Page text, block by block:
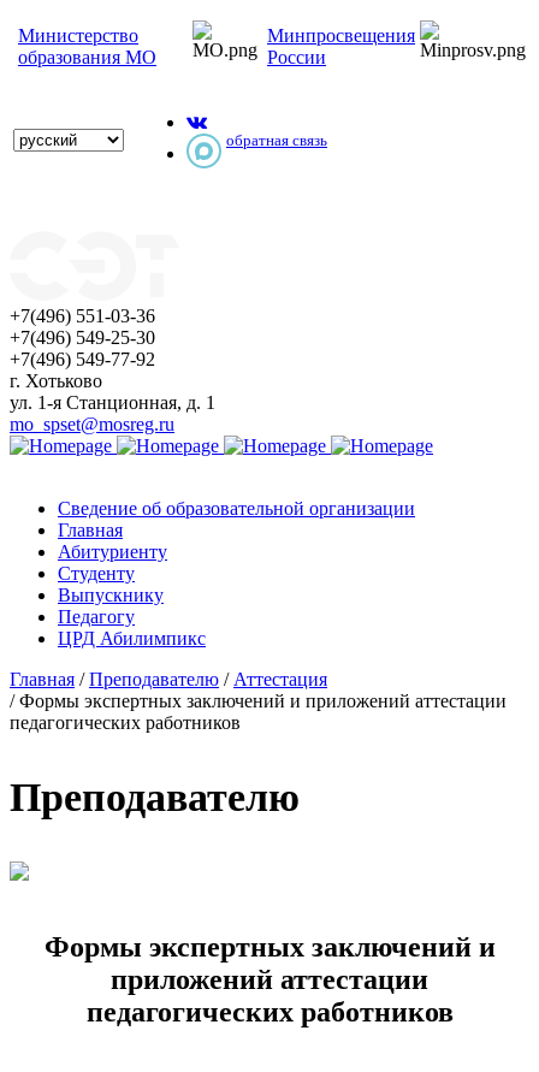
Министерство
образования МО
Минпросвещения
России
обратная связь
+7(496) 551-03-36
+7(496) 549-25-30
+7(496) 549-77-92
г. Хотьково
ул. 1-я Станционная, д. 1
mo_spset@mosreg.ru
Сведение об образовательной организации
Главная
Абитуриенту
Студенту
Выпускнику
Педагогу
ЦРД Абилимпикс
Главная /Преподавателю / Аттестация
/Формы экспертных заключений и приложений аттестации
педагогических работников
Преподавателю
Формы экспертных заключений и
приложений аттестации
педагогических работников